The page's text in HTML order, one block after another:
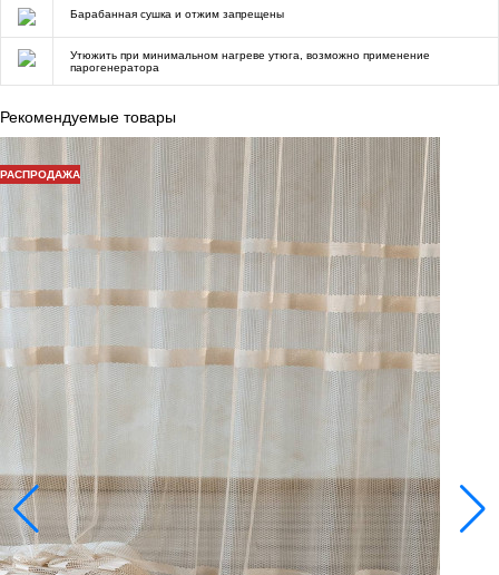
Барабанная сушка и отжим запрещены
Утюжить при минимальном нагреве утюга, возможно применение
парогенератора
Рекомендуемые товары
РАСПРОДАЖА